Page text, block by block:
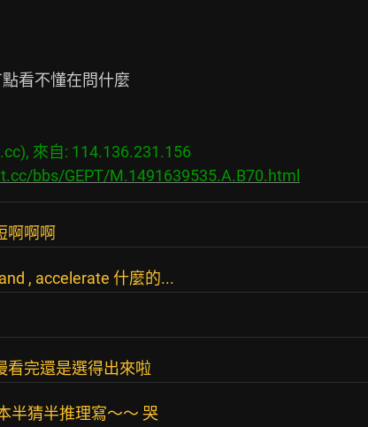
看不懂在問什麼
來自: 114.136.231.156
bbs/GEPT/M.1491639535.A.B70.html
啊啊啊
, accelerate 什麼的...
看完還是選得出來啦
半猜半推理寫～～ 哭